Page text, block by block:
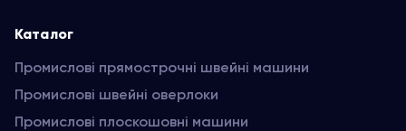
Каталог
Промислові прямострочні швейні машини
Промислові швейні оверлоки
Промислові плоскошовні машини